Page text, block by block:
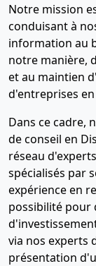
Notre mission
conduisant à
information au
notre manière,
et au maintien
d'entreprises
Dans ce cadre,
de conseil en
réseau
spécialisés par
expérience en
possibilité pour
via nos experts
présentation